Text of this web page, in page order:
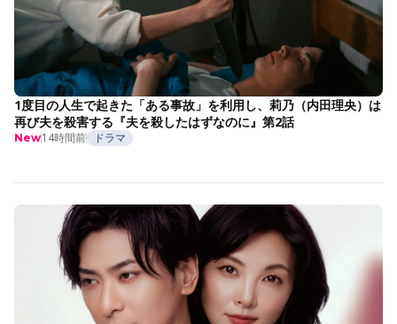
1度目の人生で起きた「ある事故」を利用し、莉乃（内田理央）は
再び夫を殺害する『夫を殺したはずなのに』第2話
New14時間前 ドラマ